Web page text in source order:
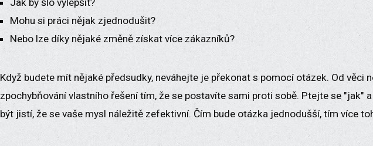
Mohu si práci nějak zjednodušit?
Nebo lze díky nějaké změně získat více zákazníků?
Když budete mít nějaké předsudky, neváhejte je překonat s pomocí otázek. Od věci
zpochybňování vlastního řešení tím, že se postavíte sami proti sobě. Ptejte se "jak"
být jistí, že se vaše mysl náležitě zefektivní. Čím bude otázka jednodušší, tím více